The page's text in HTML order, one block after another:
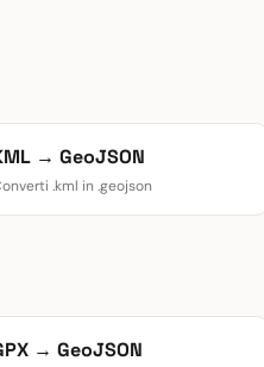
→ GeoJSON
.kml in .geojson
→ GeoJSON